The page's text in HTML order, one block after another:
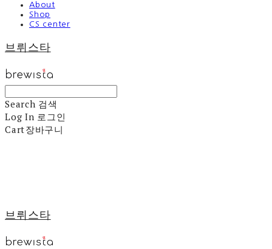
About
Shop
CS center
브뤼스타
Search 검색
Log In 로그인
Cart장바구니
브뤼스타